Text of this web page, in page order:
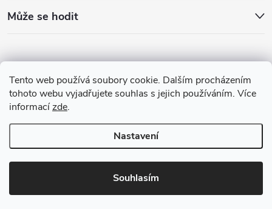
Tento web používá soubory cookie. Dalším procházením
tohoto webu vyjadřujete souhlas s jejich používáním. Více
informacízde.
Nastavení
Souhlasím
Může se hodit
Copyright 2026Best4Run Běžecká speciálka. Všechna práva vyhrazena.